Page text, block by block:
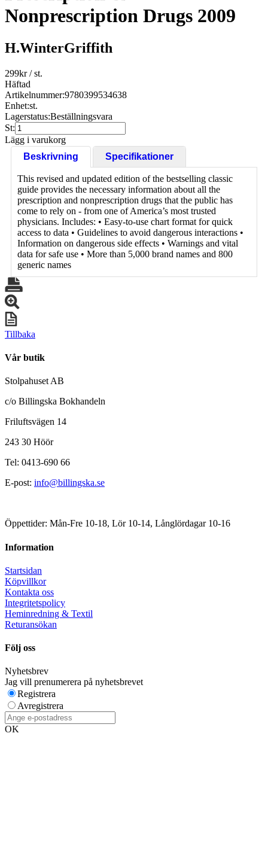
Nonprescription Drugs 2009
H.WinterGriffith
299kr/ st.
Häftad
Artikelnummer:9780399534638
Enhet:st.
Lagerstatus:Beställningsvara
St:
Lägg i varukorg
Beskrivning
Specifikationer
This revised and updated edition of the bestselling classic
guide provides the necessary information about all the
prescription and nonprescription drugs that the public has
come to rely on - from one of America’s most trusted
physicians. Includes: • Easy-to-use chart format for quick
access to data • Guidelines to avoid dangerous interactions •
Information on dangerous side effects • Warnings and vital
data for safe use • More than 5,000 brand names and 800
generic names
Tillbaka
Vår butik
Stolpahuset AB
c/o Billingska Bokhandeln
Friluftsvägen 14
243 30 Höör
Tel: 0413-690 66
E-post: info@billingska.se
Öppettider: Mån-Fre 10-18, Lör 10-14, Långlördagar 10-16
Information
Startsidan
Köpvillkor
Kontakta oss
Integritetspolicy
Heminredning & Textil
Returansökan
Följ oss
Nyhetsbrev
Jag vill prenumerera på nyhetsbrevet
Registrera
Avregistrera
OK